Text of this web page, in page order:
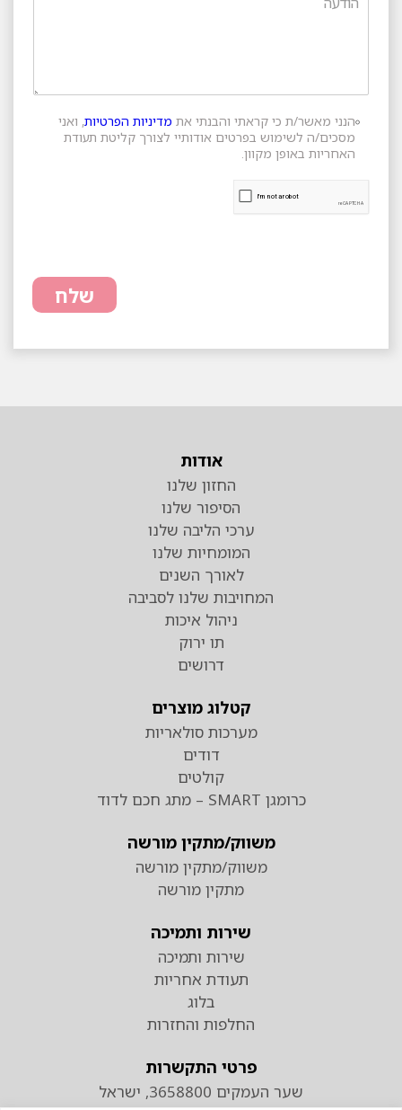
הנני מאשר/ת כי קראתי והבנתי את מדיניות הפרטיות, ואני
מסכים/ה לשימוש בפרטים אודותיי לצורך קליטת תעודת
האחריות באופן מקוון.
שלח
אודות
החזון שלנו
הסיפור שלנו
ערכי הליבה שלנו
המומחיות שלנו
לאורך השנים
המחויבות שלנו לסביבה
ניהול איכות
תו ירוק
דרושים
קטלוג מוצרים
מערכות סולאריות
דודים
קולטים
כרומגן SMART – מתג חכם לדוד
משווק/מתקין מורשה
משווק/מתקין מורשה
מתקין מורשה
שירות ותמיכה
שירות ותמיכה
תעודת אחריות
בלוג
החלפות והחזרות
פרטי התקשרות
שער העמקים 3658800, ישראל